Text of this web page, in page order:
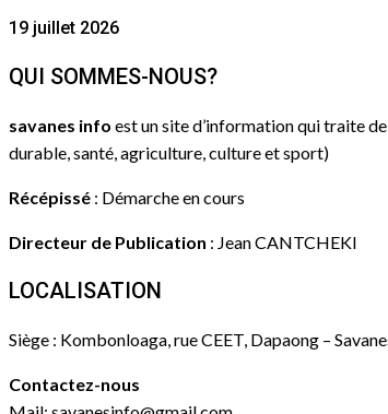
19 juillet 2026
QUI SOMMES-NOUS?
savanes info est un site d’information qui traite
durable, santé, agriculture, culture et sport)
Récépissé : Démarche en cours
Directeur de Publication : Jean CANTCHEKI
LOCALISATION
Siège : Kombonloaga, rue CEET, Dapaong –
Contactez-nous